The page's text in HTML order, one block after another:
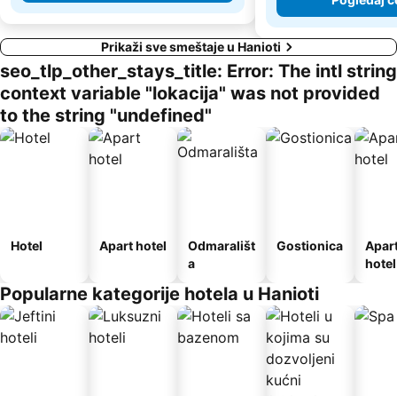
Prikaži sve smeštaje u Hanioti
seo_tlp_other_stays_title: Error: The intl string
context variable "lokacija" was not provided
to the string "undefined"
Hotel Apart hotel
Odmarališt
a
Gostionica
hotel
Popularne kategorije hotela u Hanioti